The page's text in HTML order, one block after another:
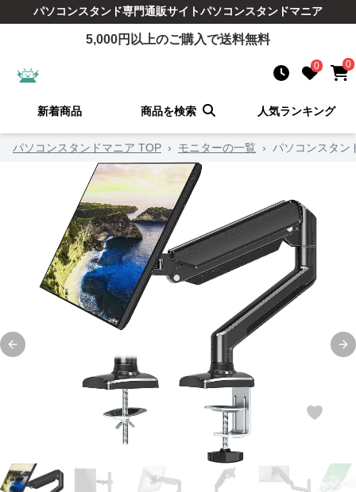
パソコンスタンド専門通販サイトパソコンスタンドマニア
5,000円以上のご購入で送料無料
0 0
新着商品 商品を検索 人気ランキング
パソコンスタンドマニア TOP › モニターの一覧 › パソコンスタン
Previous slide